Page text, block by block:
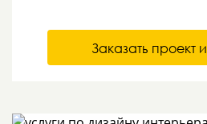
Заказать проект